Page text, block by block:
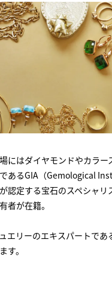
にはダイヤモンドやカラー
あるGIA（Gemological
認定する宝石のスペシャリ
者が在籍。
エリーのエキスパートであ
す。